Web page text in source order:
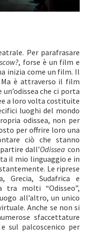
Per parafrasare
, forse è un film e
inizia come un film. Il
Ma è attraverso il film
che ci porta
a loro volta costituite
luoghi del mondo
odissea, non per
per offrire loro una
ciò che stanno
dall’Odissea con
il mio linguaggio e in
Le riprese
Grecia, Sudafrica e
tra molti “Odisseo”,
all’altro, un unico
Anche se non si
sfaccettature
sul palcoscenico per